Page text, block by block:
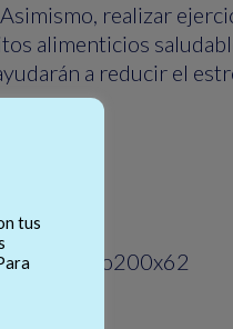
realizar
alimenticios
a reducir el
tus